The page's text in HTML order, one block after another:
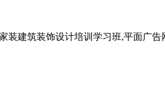
建筑装饰设计培训学习班,平面广